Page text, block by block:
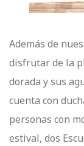
Además de
disfrutar de la
dorada y sus
cuenta con
personas con
estival, dos